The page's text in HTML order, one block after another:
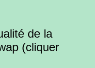
de la
(cliquer